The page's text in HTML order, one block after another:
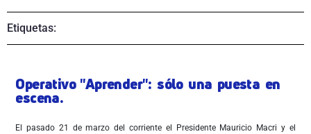
Etiquetas:
Operativo "Aprender": sólo una puesta en
escena.
El pasado 21 de marzo del corriente el Presidente Mauricio Macri y el